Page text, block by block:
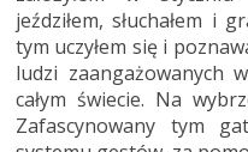
jeździłem, słuchałem i
tym uczyłem się i
ludzi zaangażowanych
całym świecie. Na
Zafascynowany tym